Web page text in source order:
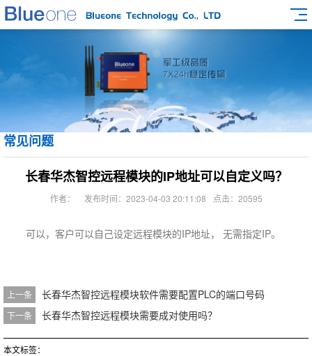
常见问题
长春华杰智控远程模块的IP地址可以自定义吗？
作者： 发布时间：2023-04-03 20:11:08 点击：20595
可以，客户可以自己设定远程模块的IP地址， 无需指定IP。
上一条 长春华杰智控远程模块软件需要配置PLC的端口号码
下一条 长春华杰智控远程模块需要成对使用吗？
本文标签：